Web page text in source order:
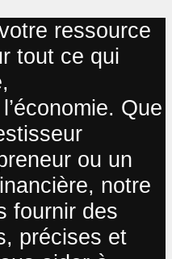
ressource
tout ce qui
Que
ou un
notre
fournir des
précises et